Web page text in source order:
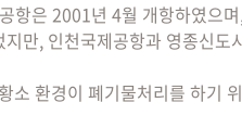
항은 2001년 4월 개항하였으
만, 인천국제공항과 영종신
소 환경이 폐기물처리를 하기